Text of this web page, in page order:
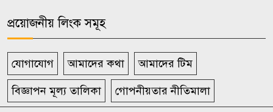
প্রয়োজনীয় লিংক সমূহ
যোগাযোগ আমাদের কথা আমাদের টিম
বিজ্ঞাপন মূল্য তালিকা গোপনীয়তার নীতিমালা